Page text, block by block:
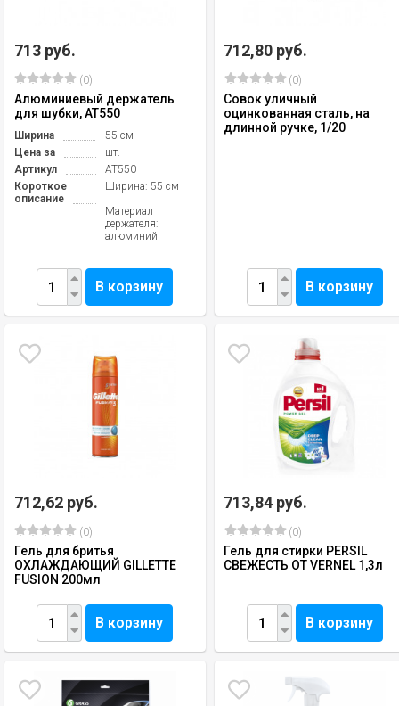
713 руб.
(0)
Алюминиевый держатель
для шубки, AT550
Ширина
55 см
Цена за
шт.
Артикул
AT550
Короткое
описание
Ширина: 55 см
Материал
держателя:
алюминий
В корзину
712,80 руб.
(0)
Совок уличный
оцинкованная сталь, на
длинной ручке, 1/20
В корзину
712,62 руб.
(0)
Гель для бритья
ОХЛАЖДАЮЩИЙ GILLETTE
FUSION 200мл
В корзину
713,84 руб.
(0)
Гель для стирки PERSIL
СВЕЖЕСТЬ ОТ VERNEL 1,3л
В корзину